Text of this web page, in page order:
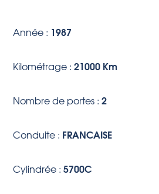
Année : 1987
Kilométrage :21000 Km
Nombre de portes :2
Conduite : FRANCAISE
Cylindrée :5700C